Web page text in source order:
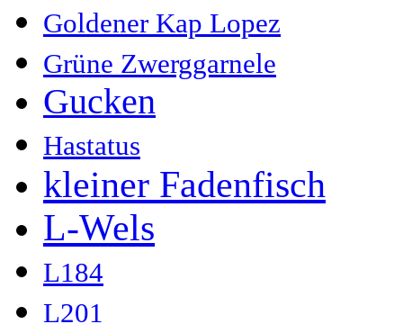
Goldener Kap Lopez
Grüne Zwerggarnele
Gucken
Hastatus
kleiner Fadenfisch
L-Wels
L184
L201